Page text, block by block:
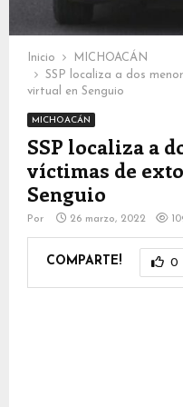
Inicio
MICHOACÁN
SSP localiza a dos
virtual en Senguio
MICHOACÁN
SSP localiza a
víctimas de
Senguio
Por 26 marzo, 2022
COMPARTE! 0